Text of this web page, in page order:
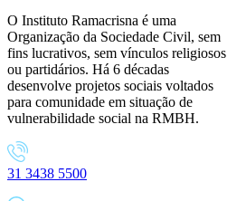
O Instituto Ramacrisna é uma
Organização da Sociedade Civil, sem
fins lucrativos, sem vínculos religiosos
ou partidários. Há 6 décadas
desenvolve projetos sociais voltados
para comunidade em situação de
vulnerabilidade social na RMBH.
31 3438 5500